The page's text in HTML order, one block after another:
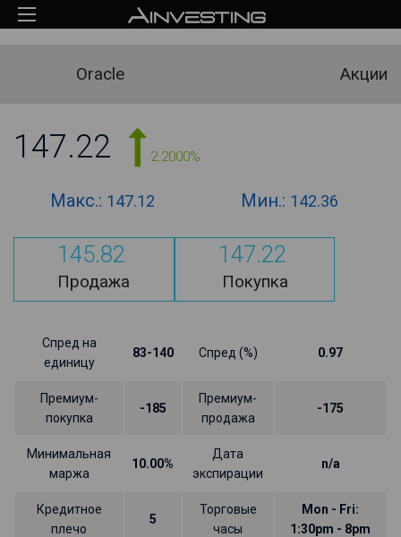
Oracle Акции
147.22 2.2000%
Макс.: 147.12 Мин.: 142.36
145.82
Продажа
147.22
Покупка
Спред на
единицу
83-140 Спред (%) 0.97
Премиум-
покупка
-185
Премиум-
продажа
-175
Минимальная
маржа
10.00%
Дата
экспирации
n/a
Кредитное
плечо
5
Торговые
часы
Mon - Fri:
1:30pm - 8pm